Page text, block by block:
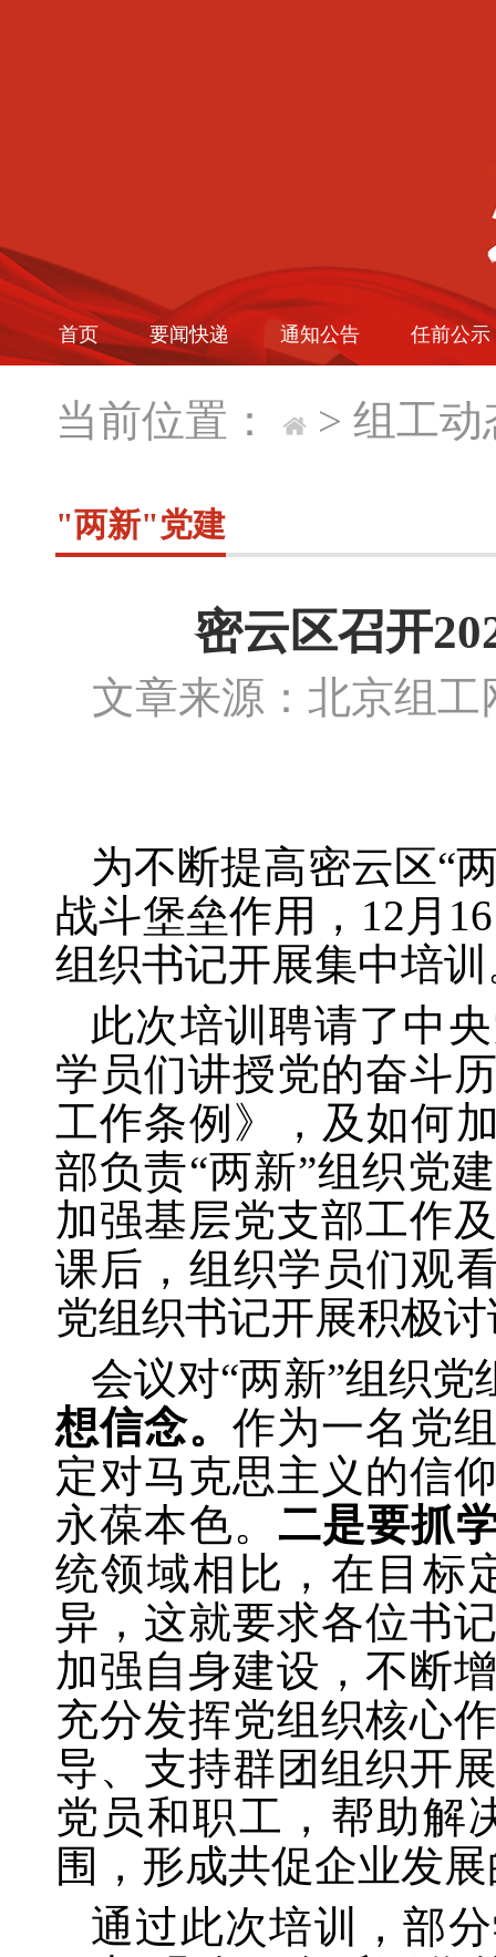
首页 要闻快递 通知公告 任前公示
当前位置： > 组工动
"两新"党建
密云区召开
文章来源：北京
为不断提高密云区“
战斗堡垒作用，12月
组织书记开展集中培
此次培训聘请了中
学员们讲授党的奋斗
工作条例》，及如何
部负责“两新”组织党
加强基层党支部工作
课后，组织学员们观
党组织书记开展积极
会议对“两新”组织
想信念。作为一名党
定对马克思主义的信
永葆本色。 二是要抓
统领域相比，在目标
异，这就要求各位书
加强自身建设，不断
充分发挥党组织核心
导、支持群团组织开
党员和职工，帮助解
围，形成共促企业发
通过此次培训，部